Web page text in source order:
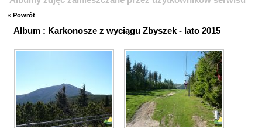
« Powrót
Album : Karkonosze z wyciągu Zbyszek - lato 2015